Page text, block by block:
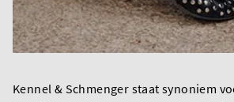
Kennel & Schmenger staat synoniem